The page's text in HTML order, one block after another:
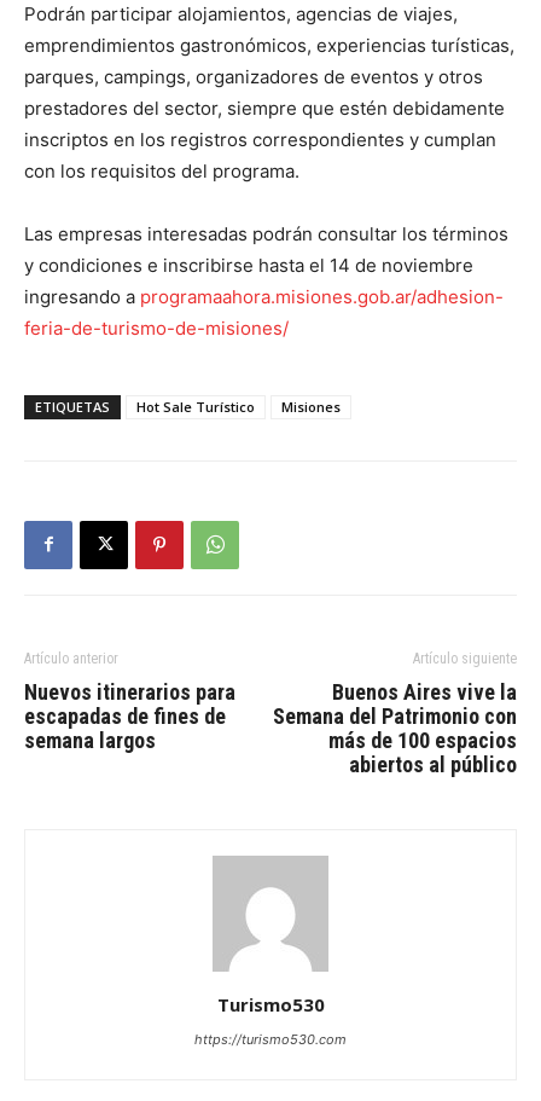
Podrán participar alojamientos, agencias de viajes,
emprendimientos gastronómicos, experiencias turísticas,
parques, campings, organizadores de eventos y otros
prestadores del sector, siempre que estén debidamente
inscriptos en los registros correspondientes y cumplan
con los requisitos del programa.
Las empresas interesadas podrán consultar los términos
y condiciones e inscribirse hasta el 14 de noviembre
ingresando a programaahora.misiones.gob.ar/adhesion-
feria-de-turismo-de-misiones/
ETIQUETAS Hot Sale Turístico Misiones
Artículo anterior
Nuevos itinerarios para
escapadas de fines de
semana largos
Artículo siguiente
Buenos Aires vive la
Semana del Patrimonio con
más de 100 espacios
abiertos al público
Turismo530
https://turismo530.com